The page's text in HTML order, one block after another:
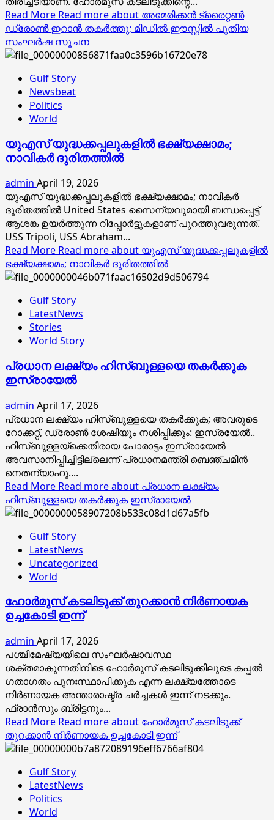
Read More Read more about അമേരിക്കൻ ട്രൈറ്റൺ
ഡ്രോൺ ഇറാൻ തകർത്തു; മിഡിൽ ഈസ്റ്റിൽ പുതിയ
സംഘർഷ സൂചന
Gulf Story
Newsbeat
Politics
World
യുഎസ് യുദ്ധക്കപ്പലുകളിൽ ഭക്ഷ്യക്ഷാമം;
നാവികർ ദുരിതത്തിൽ
admin April 19, 2026
യുഎസ് യുദ്ധക്കപ്പലുകളിൽ ഭക്ഷ്യക്ഷാമം; നാവികർ
ദുരിതത്തിൽ United States സൈന്യവുമായി ബന്ധപ്പെട്ട്
ആശങ്ക ഉയർത്തുന്ന റിപ്പോർട്ടുകളാണ് പുറത്തുവരുന്നത്.
USS Tripoli, USS Abraham...
Read More Read more about യുഎസ് യുദ്ധക്കപ്പലുകളിൽ
ഭക്ഷ്യക്ഷാമം; നാവികർ ദുരിതത്തിൽ
Gulf Story
LatestNews
Stories
World Story
പ്രധാന ലക്ഷ്യം ഹിസ്ബുള്ളയെ തകർക്കുക
ഇസ്രായേൽ
admin April 17, 2026
പ്രധാന ലക്ഷ്യം ഹിസ്ബുള്ളയെ തകര്‍ക്കുക; അവരുടെ
റോക്കറ്റ്, ഡ്രോണ്‍ ശേഷിയും നശിപ്പിക്കും: ഇസ്രയേല്‍..
ഹിസ്ബുള്ളയ്‌ക്കെതിരായ പോരാട്ടം ഇസ്രായേൽ
അവസാനിപ്പിച്ചിട്ടില്ലെന്ന് പ്രധാനമന്ത്രി ബെഞ്ചമിൻ
നെതന്യാഹു....
Read More Read more about പ്രധാന ലക്ഷ്യം
ഹിസ്ബുള്ളയെ തകർക്കുക ഇസ്രായേൽ
Gulf Story
LatestNews
Uncategorized
World
ഹോർമുസ് കടലിടുക്ക് തുറക്കാൻ നിർണായക
ഉച്ചകോടി ഇന്ന്
admin April 17, 2026
പശ്ചിമേഷ്യയിലെ സംഘർഷാവസ്ഥ
ശക്തമാകുന്നതിനിടെ ഹോർമുസ് കടലിടുക്കിലൂടെ കപ്പൽ
ഗതാഗതം പുനഃസ്ഥാപിക്കുക എന്ന ലക്ഷ്യത്തോടെ
നിർണായക അന്താരാഷ്ട്ര ചർച്ചകൾ ഇന്ന് നടക്കും.
ഫ്രാൻസും ബ്രിട്ടനും...
Read More Read more about ഹോർമുസ് കടലിടുക്ക്
തുറക്കാൻ നിർണായക ഉച്ചകോടി ഇന്ന്
Gulf Story
LatestNews
Politics
World